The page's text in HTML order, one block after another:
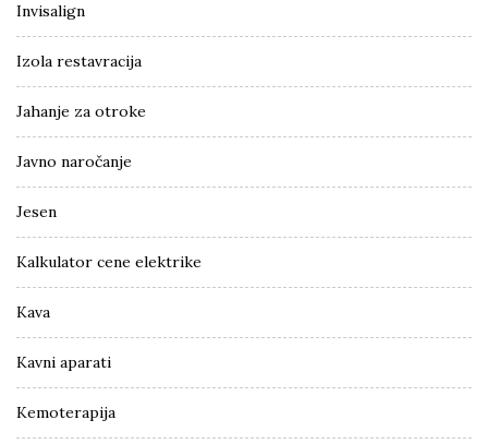
Invisalign
Izola restavracija
Jahanje za otroke
Javno naročanje
Jesen
Kalkulator cene elektrike
Kava
Kavni aparati
Kemoterapija